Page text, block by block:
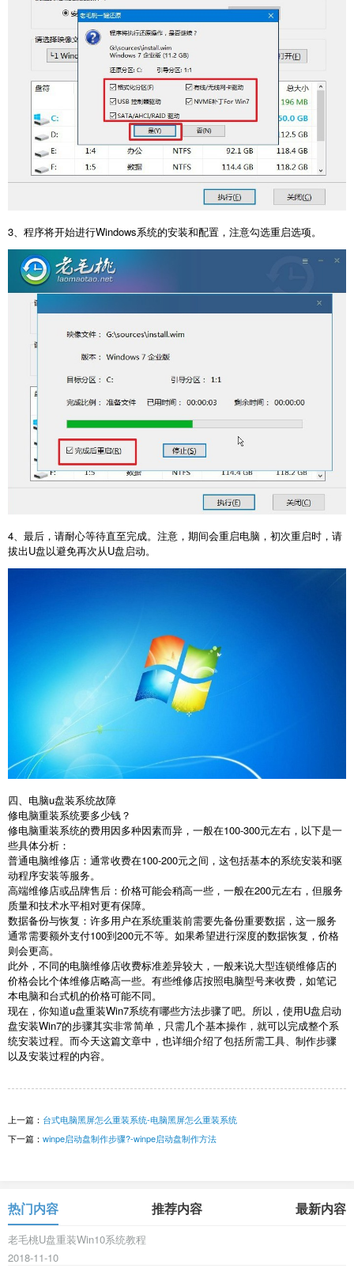
3 、程序将开始进行Windows系统的安装和配置，注意勾选重启选项。
4 、最后，请耐心等待直至完成。注意，期间会重启电脑，初次重启时，请
拔出U盘以避免再次从U盘启动。
四、电脑u盘装系统故障
修电脑重装系统要多少钱？
修电脑重装系统的费用因多种因素而异，一般在100-300元左右，以下是一
些具体分析：
普通电脑维修店：通常收费在100-200元之间，这包括基本的系统安装和驱
动程序安装等服务。
高端维修店或品牌售后：价格可能会稍高一些，一般在200元左右，但服务
质量和技术水平相对更有保障。
数据备份与恢复：许多用户在系统重装前需要先备份重要数据，这一服务
通常需要额外支付100到200元不等。如果希望进行深度的数据恢复，价格
则会更高。
此外，不同的电脑维修店收费标准差异较大，一般来说大型连锁维修店的
价格会比个体维修店略高一些。有些维修店按照电脑型号来收费，如笔记
本电脑和台式机的价格可能不同。
现在，你知道u盘重装Win7系统有哪些方法步骤了吧。所以，使用U盘启动
盘安装Win7的步骤其实非常简单，只需几个基本操作，就可以完成整个系
统安装过程。而今天这篇文章中，也详细介绍了包括所需工具、制作步骤
以及安装过程的内容。
上一篇： 台式电脑黑屏怎么重装系统-电脑黑屏怎么重装系统
下一篇： winpe启动盘制作步骤?-winpe启动盘制作方法
热门内容 推荐内容 最新内容
老毛桃U盘重装Win10系统教程
2018-11-10